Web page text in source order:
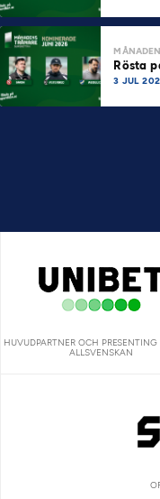
Rösta
3 JUL
HUVUDPARTNER OCH PRESENTING
ALLSVENSKAN